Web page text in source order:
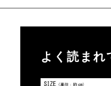
よく読まれ